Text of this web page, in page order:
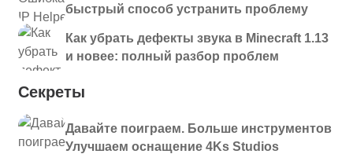
быстрый способ устранить проблему
Как убрать дефекты звука в Minecraft 1.13
и новее: полный разбор проблем
Секреты
Давайте поиграем. Больше инструментов
Улучшаем оснащение 4Ks Studios